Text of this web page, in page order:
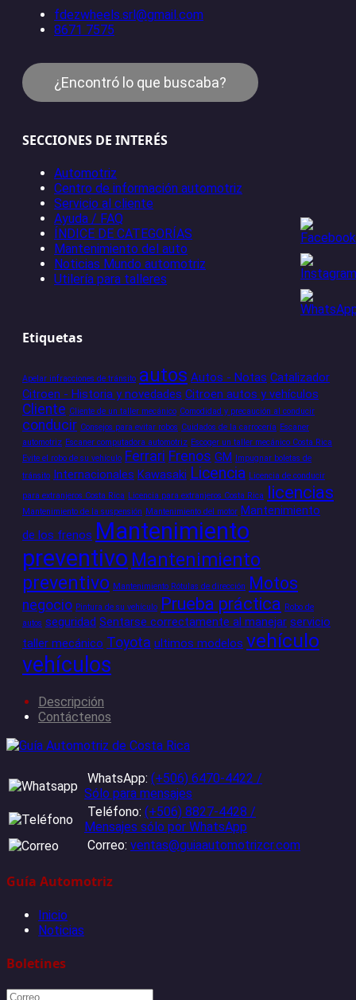
fdezwheels.srl@gmail.com
8671 7575
¿Encontró lo que buscaba?
SECCIONES DE INTERÉS
Automotriz
Centro de información automotriz
Servicio al cliente
Ayuda / FAQ
ÍNDICE DE CATEGORÍAS
Mantenimiento del auto
Noticias Mundo automotriz
Utilería para talleres
Etiquetas
Apelar infracciones de tránsito autos Autos - Notas Catalizador
Citroen - Historia y novedades Citroen autos y vehículos
Cliente Cliente de un taller mecánico Comodidad y precaución al conducir
conducir Consejos para evitar robos Cuidados de la carrocería Escaner
automotriz Escaner computadora automotriz Escoger un taller mecánico Costa Rica
Evite el robo de su vehículo Ferrari Frenos GM Impugnar boletas de
tránsito Internacionales Kawasaki Licencia Licencia de conducir
para extranjeros Costa Rica Licencia para extranjeros Costa Rica licencias
Mantenimiento de la suspensión Mantenimiento del motor Mantenimiento
de los frenos Mantenimiento
preventivo Mantenimiento
preventivo Mantenimiento Rótulas de dirección Motos
negocio Pintura de su vehículo Prueba práctica Robo de
autos seguridad Sentarse correctamente al manejar servicio
taller mecánico Toyota ultimos modelos vehículo
vehículos
Descripción
Contáctenos
WhatsApp: (+506) 6470-4422 /
Sólo para mensajes
Teléfono: (+506) 8827-4428 /
Mensajes sólo por WhatsApp
Correo: ventas@guiaautomotrizcr.com
Guía Automotriz
Inicio
Noticias
Boletines